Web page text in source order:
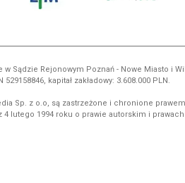
Sądzie Rejonowym Poznań - Nowe Miasto i
529158846, kapitał zakładowy: 3.608.000 PLN.
Sp. z o.o, są zastrzeżone i chronione
4 lutego 1994 roku o prawie autorskim i